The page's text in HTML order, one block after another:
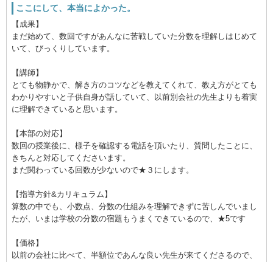
ここにして、本当によかった。
【成果】
まだ始めて、数回ですがあんなに苦戦していた分数を理解しはじめて
いて、びっくりしています。
【講師】
とても物静かで、解き方のコツなどを教えてくれて、教え方がとても
わかりやすいと子供自身が話していて、以前別会社の先生よりも着実
に理解できていると思います。
【本部の対応】
数回の授業後に、様子を確認する電話を頂いたり、質問したことに、
きちんと対応してくださいます。
まだ関わっている回数が少ないので★３にします。
【指導方針&カリキュラム】
算数の中でも、小数点、分数の仕組みを理解できずに苦しんでいまし
たが、いまは学校の分数の宿題もうまくできているので、★5です
【価格】
以前の会社に比べて、半額位であんな良い先生が来てくださるので、